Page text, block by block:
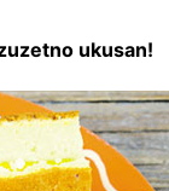
ukusan!